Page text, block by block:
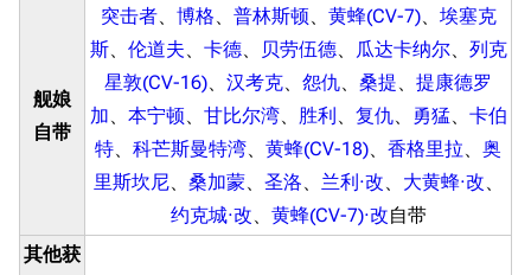
舰娘
自带
突击者、 博格、 普林斯顿、 黄蜂(CV-7)、 埃塞克
斯、 伦道夫、 卡德、 贝劳伍德、 瓜达卡纳尔、 列克
星敦(CV-16)、 汉考克、 怨仇、 桑提、 提康德罗
加、 本宁顿、 甘比尔湾、 胜利、 复仇、 勇猛、 卡伯
特、 科芒斯曼特湾、 黄蜂(CV-18)、 香格里拉、 奥
里斯坎尼、 桑加蒙、 圣洛、 兰利·改、 大黄蜂·改、
约克城·改、 黄蜂(CV-7)·改自带
其他获